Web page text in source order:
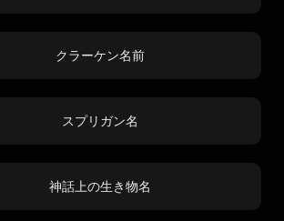
クラーケン名前
スプリガン名
神話上の生き物名